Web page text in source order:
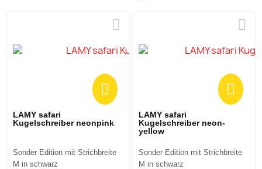
LAMY safari
Kugelschreiber neonpink
Sonder Edition mit Strichbreite
M in schwarz
LAMY safari
Kugelschreiber neon-
yellow
Sonder Edition mit Strichbreite
M in schwarz